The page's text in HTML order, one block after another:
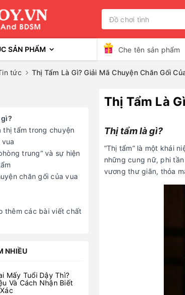
SẢN PHẨM Che tên sản phẩm
tức Thị Tẩm Là Gì? Giải Mã Chuyện Chăn Gối
Thị Tẩm Là
Thị tẩm là gì?
“Thị tẩm” là một khái
những cung nữ, phi
vương thư giãn, thỏa
thị tẩm trong chuyện
trung” và sự hiện
chăn gối của vua
thêm các bài viết chất
NHIỀU
Mấy Tuổi Dậy Thì?
Và Cách Nhận Biết